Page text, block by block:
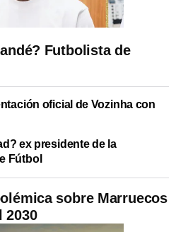
sobre Marruecos
2030
Futbolista de
oficial de Vozinha con
ex presidente de la
Fútbol